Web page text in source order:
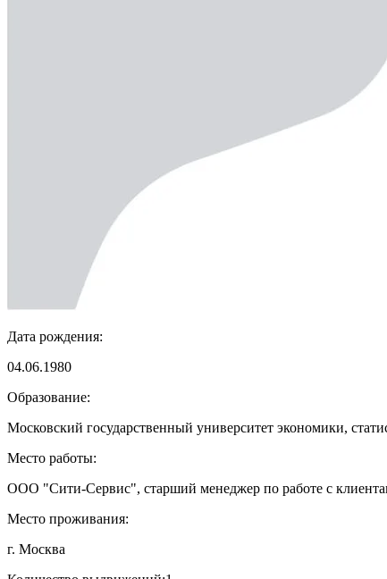
Дата рождения:
04.06.1980
Образование:
Московский государственный университет экономики,
Место работы:
ООО "Сити-Сервис", старший менеджер по работе с
Место проживания:
г. Москва